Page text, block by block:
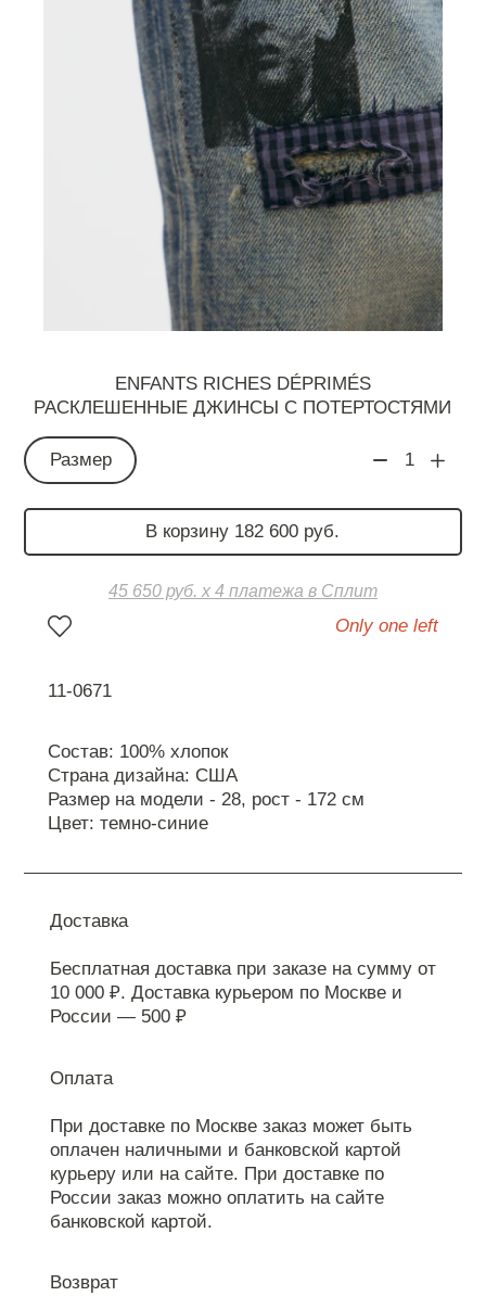
ENFANTS RICHES DÉPRIMÉS
РАСКЛЕШЕННЫЕ ДЖИНСЫ С ПОТЕРТОСТЯМИ
Размер 1
В корзину 182 600 руб.
45 650 руб. х 4 платежа в Сплит
Only one left
11-0671
Состав: 100% хлопок
Страна дизайна: США
Размер на модели - 28, рост - 172 см
Цвет: темно-синие
Доставка
Бесплатная доставка при заказе на сумму от
10 000 ₽. Доставка курьером по Москве и
России — 500 ₽
Оплата
При доставке по Москве заказ может быть
оплачен наличными и банковской картой
курьеру или на сайте. При доставке по
России заказ можно оплатить на сайте
банковской картой.
Возврат